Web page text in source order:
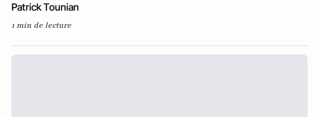
Patrick Tounian
1 min de lecture